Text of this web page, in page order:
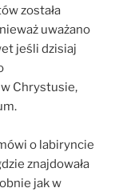
została
uważano
jeśli dzisiaj
Chrystusie,
o labiryncie
znajdowała
jak w